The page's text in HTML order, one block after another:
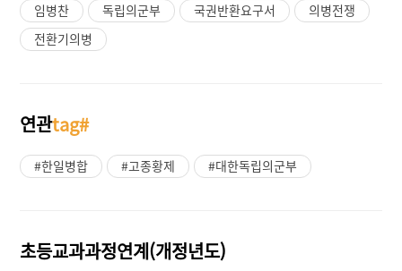
임병찬 독립의군부 국권반환요구서
의병전쟁
전환기의병
연관tag#
#한일병합 #고종황제 #대한독립의군부
초등교과과정연계(개정년도)